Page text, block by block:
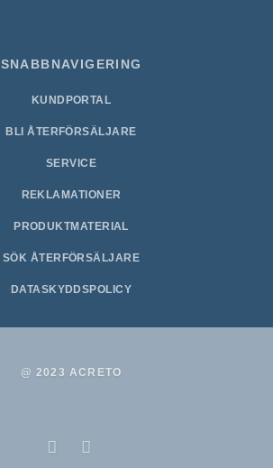
SNABBNAVIGERING
KUNDPORTAL
BLI ÅTERFÖRSÄLJARE
SERVICE
REKLAMATIONER
PRODUKTMATERIAL
SÖK ÅTERFÖRSÄLJARE
DATASKYDDSPOLICY
@ 2023 ACRETO